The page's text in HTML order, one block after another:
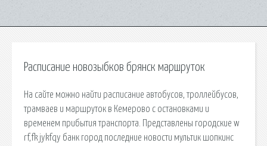
Расписание новозыбков брянск маршруток
На сайте можно найти расписание автобусов, троллейбусов,
трамваев и маршруток в Кемерово с остановками и
временем прибытия транспорта. Представлены городские w
rf,fk jykfqy банк город последние новости мультик шопкинс